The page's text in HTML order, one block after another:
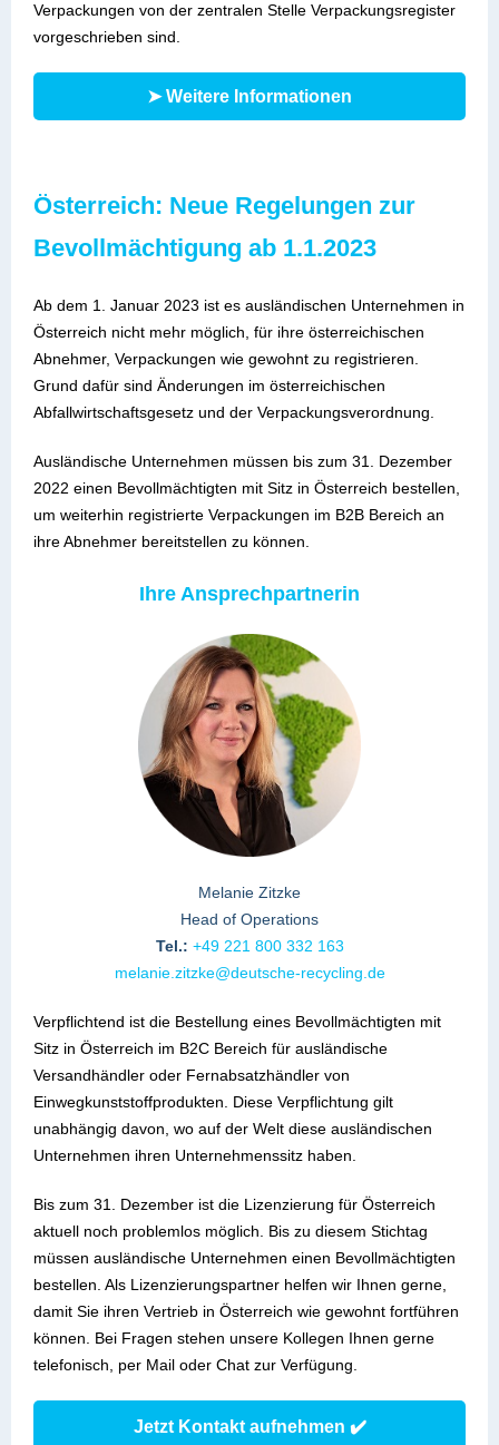
Verpackungen von der zentralen Stelle Verpackungsregister
vorgeschrieben sind.
➤ Weitere Informationen
Österreich: Neue Regelungen zur
Bevollmächtigung ab 1.1.2023
Ab dem 1. Januar 2023 ist es ausländischen Unternehmen in
Österreich nicht mehr möglich, für ihre österreichischen
Abnehmer, Verpackungen wie gewohnt zu registrieren.
Grund dafür sind Änderungen im österreichischen
Abfallwirtschaftsgesetz und der Verpackungsverordnung.
Ausländische Unternehmen müssen bis zum 31. Dezember
2022 einen Bevollmächtigten mit Sitz in Österreich bestellen,
um weiterhin registrierte Verpackungen im B2B Bereich an
ihre Abnehmer bereitstellen zu können.
Ihre Ansprechpartnerin
Melanie Zitzke
Head of Operations
Tel.: +49 221 800 332 163
melanie.zitzke@deutsche-recycling.de
Verpflichtend ist die Bestellung eines Bevollmächtigten mit
Sitz in Österreich im B2C Bereich für ausländische
Versandhändler oder Fernabsatzhändler von
Einwegkunststoffprodukten. Diese Verpflichtung gilt
unabhängig davon, wo auf der Welt diese ausländischen
Unternehmen ihren Unternehmenssitz haben.
Bis zum 31. Dezember ist die Lizenzierung für Österreich
aktuell noch problemlos möglich. Bis zu diesem Stichtag
müssen ausländische Unternehmen einen Bevollmächtigten
bestellen. Als Lizenzierungspartner helfen wir Ihnen gerne,
damit Sie ihren Vertrieb in Österreich wie gewohnt fortführen
können. Bei Fragen stehen unsere Kollegen Ihnen gerne
telefonisch, per Mail oder Chat zur Verfügung.
Jetzt Kontakt aufnehmen ✔️